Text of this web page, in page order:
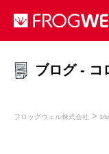
ブログ - コ
フロッグウェル株式会社 >